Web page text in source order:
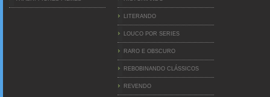
LITERANDO
LOUCO POR SERIES
RARO E OBSCURO
REBOBINANDO CLÁSSICOS
REVENDO